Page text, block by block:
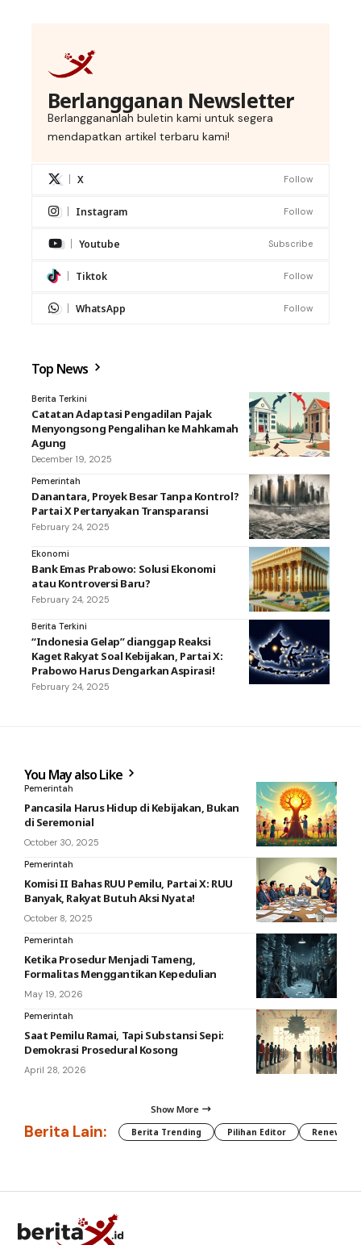
Berlangganan Newsletter
Berlanggananlah buletin kami untuk segera
mendapatkan artikel terbaru kami!
X Follow
Instagram Follow
Youtube Subscribe
Tiktok Follow
WhatsApp Follow
Top News
Berita Terkini
Catatan Adaptasi Pengadilan Pajak
Menyongsong Pengalihan ke Mahkamah
Agung
December 19, 2025
Pemerintah
Danantara, Proyek Besar Tanpa Kontrol?
Partai X Pertanyakan Transparansi
February 24, 2025
Ekonomi
Bank Emas Prabowo: Solusi Ekonomi
atau Kontroversi Baru?
February 24, 2025
Berita Terkini
“Indonesia Gelap” dianggap Reaksi
Kaget Rakyat Soal Kebijakan, Partai X:
Prabowo Harus Dengarkan Aspirasi!
February 24, 2025
You May also Like
Pemerintah
Pancasila Harus Hidup di Kebijakan, Bukan
di Seremonial
October 30, 2025
Pemerintah
Komisi II Bahas RUU Pemilu, Partai X: RUU
Banyak, Rakyat Butuh Aksi Nyata!
October 8, 2025
Pemerintah
Ketika Prosedur Menjadi Tameng,
Formalitas Menggantikan Kepedulian
May 19, 2026
Pemerintah
Saat Pemilu Ramai, Tapi Substansi Sepi:
Demokrasi Prosedural Kosong
April 28, 2026
Show More
Berita Lain: Berita Trending Pilihan Editor